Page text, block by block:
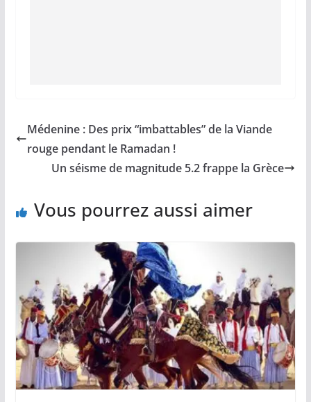
Médenine : Des prix “imbattables” de la Viande
rouge pendant le Ramadan !
Un séisme de magnitude 5.2 frappe la Grèce
Vous pourrez aussi aimer